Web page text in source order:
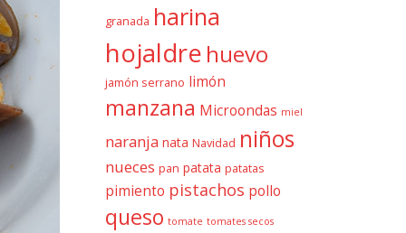
granada harina
hojaldre huevo
jamón serrano limón
manzana Microondas miel
naranja nata Navidad niños
nueces pan patata patatas
pimiento pistachos pollo
queso tomate tomates secos